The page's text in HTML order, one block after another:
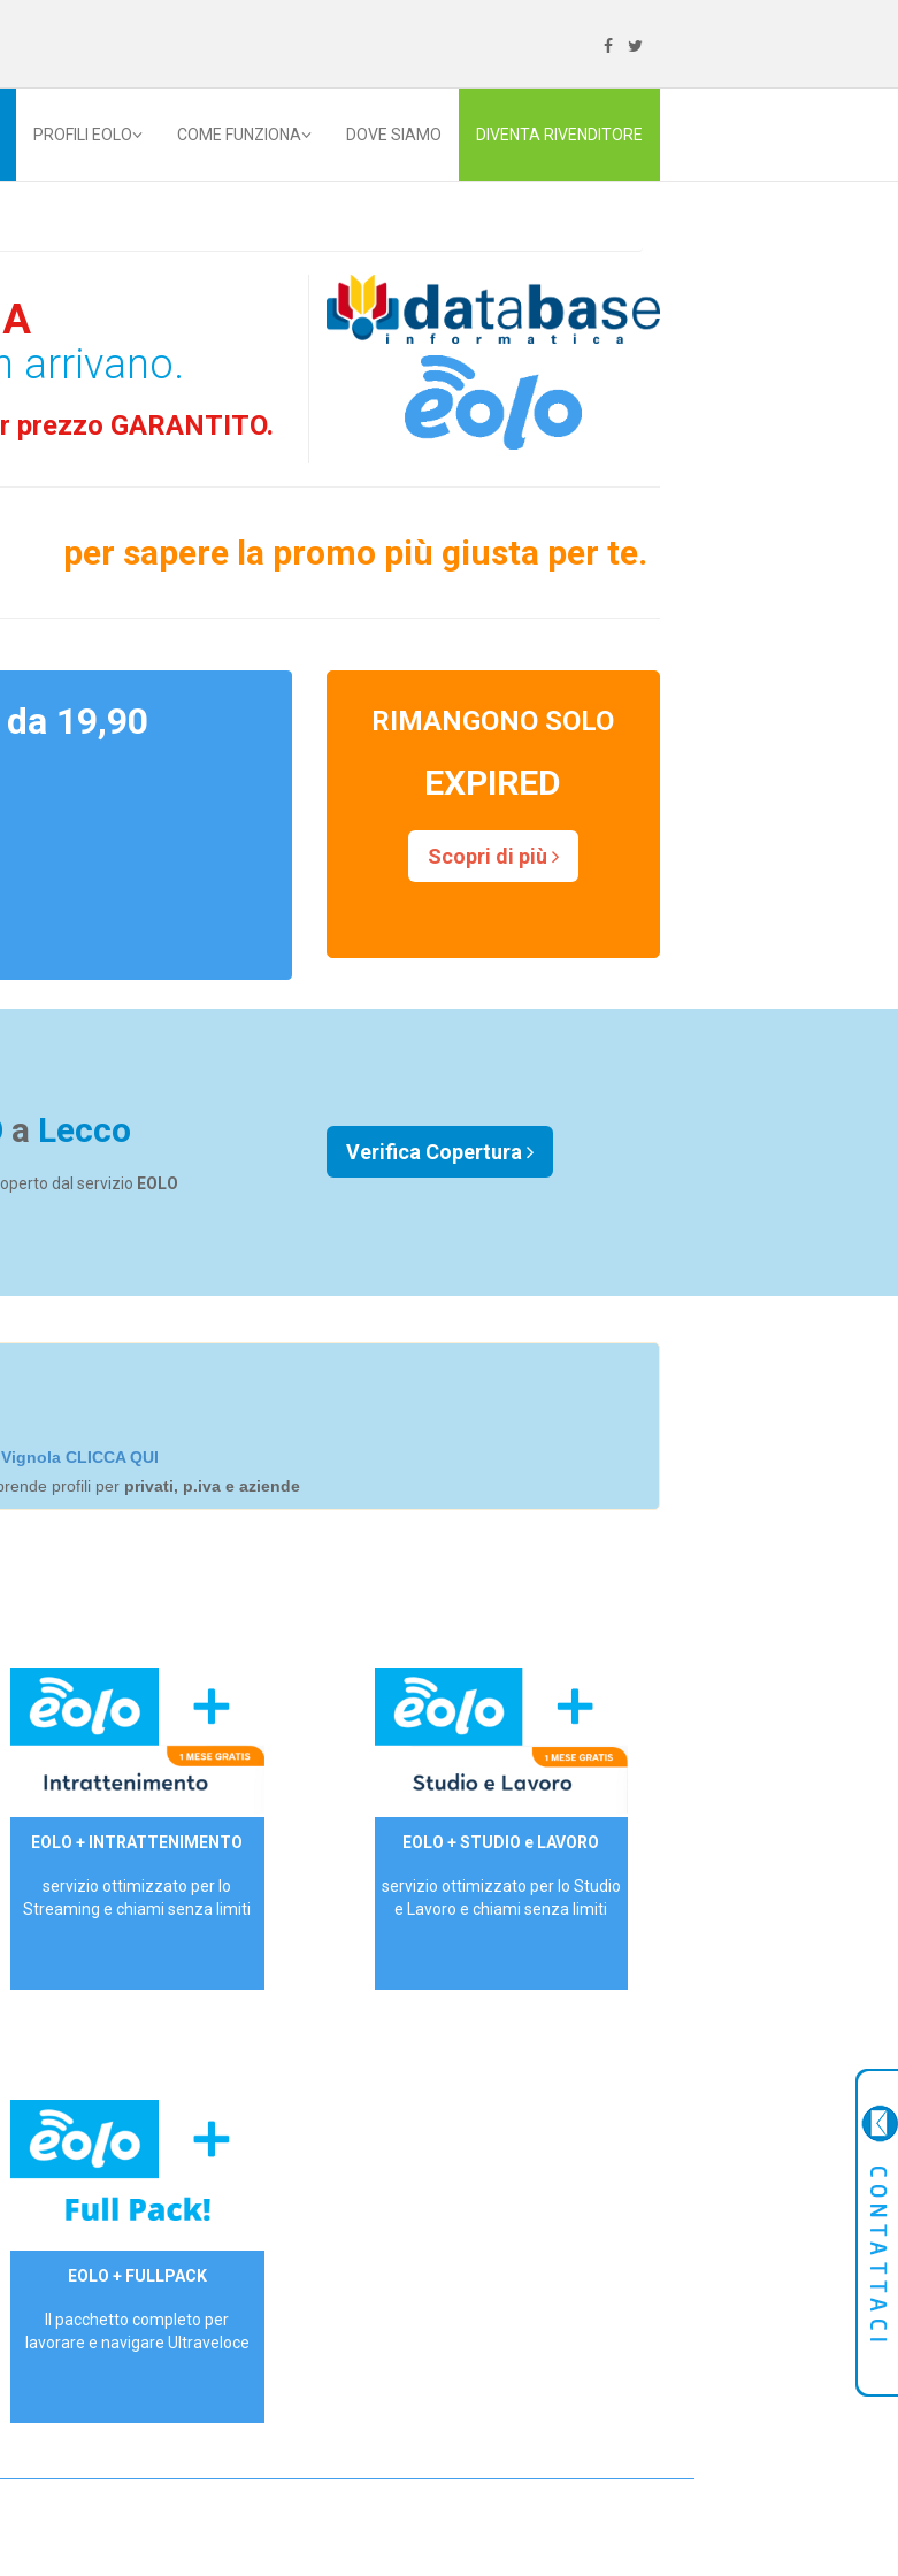
PROFILI EOLO COME FUNZIONA DOVE SIAMO DIVENTA RIVENDITORE
arrivano.
prezzo GARANTITO.
per sapere la promo più giusta per te.
19,90 RIMANGONO SOLO
EXPIRED
Scopri di più
a Lecco
dal servizio EOLO
Verifica Copertura
CLICCA QUI
profili per privati, p.iva e aziende
29,90€/mese
EOLO + INTRATTENIMENTO
servizio ottimizzato per lo
Streaming e chiami senza limiti
29,90€/mese
EOLO + STUDIO e LAVORO
servizio ottimizzato per lo Studio
e Lavoro e chiami senza limiti
34,90 €/meseEOLO + FULLPACK
Il pacchetto completo per
lavorare e navigare Ultraveloce